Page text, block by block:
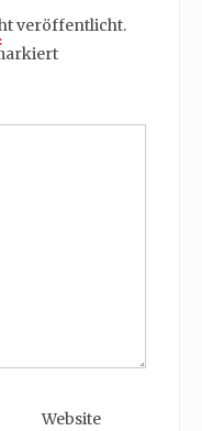
veröffentlicht.
Website